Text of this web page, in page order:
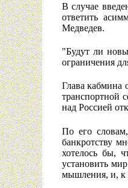
В случае
ответить
Медведев.
"Будут ли
ограничения
Глава кабмина
транспортной
над Россией
По его
банкротству
хотелось бы,
установить
мышления, и, к